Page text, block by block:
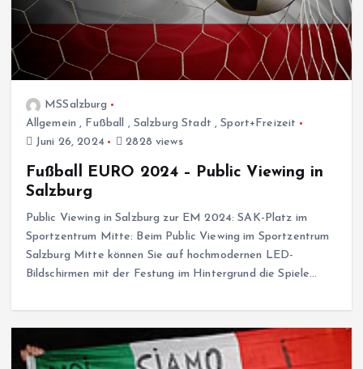
MSSalzburg
Allgemein , Fußball , Salzburg Stadt ,Sport+Freizeit
Juni 26, 2024
2828 views
Fußball EURO 2024 – Public Viewing in
Salzburg
Public Viewing in Salzburg zur EM 2024: SAK-Platz im
Sportzentrum Mitte: Beim Public Viewing im Sportzentrum
Salzburg Mitte können Sie auf hochmodernen LED-
Bildschirmen mit der Festung im Hintergrund die Spiele…